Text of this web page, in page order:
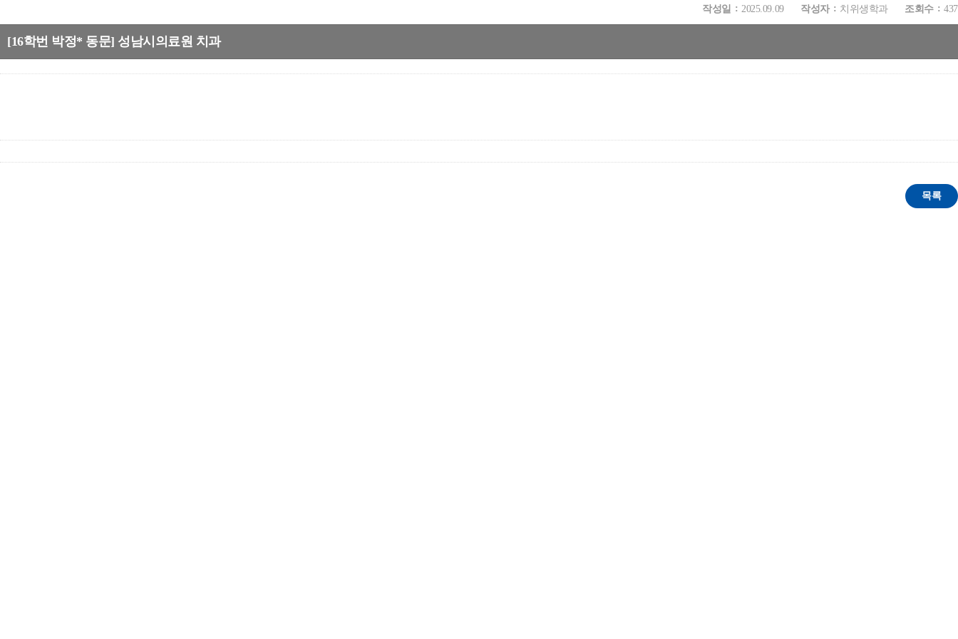
작성일 2025.09.09 작성자 치위생학과 조회수 437
[16학번 박정* 동문] 성남시의료원 치과